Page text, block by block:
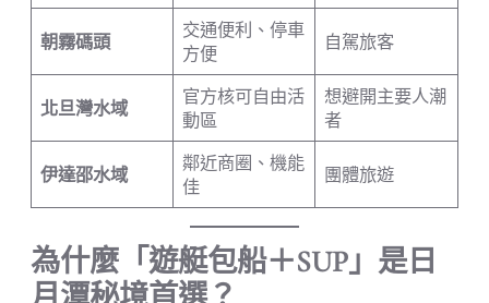
朝霧碼頭
交通便利、停車
方便
自駕旅客
北旦灣水域
官方核可自由活
動區
想避開主要人潮
者
伊達邵水域
鄰近商圈、機能
佳
團體旅遊
為什麼「遊艇包船＋SUP」是日